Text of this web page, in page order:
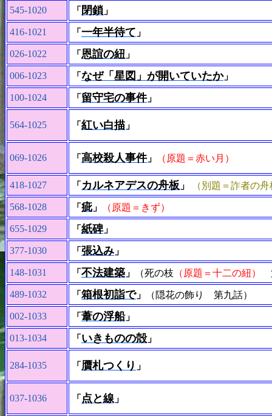
545-1020 「 閉鎖 」
416-1021 「 一年半待て 」
026-1022 「 恩誼の紐 」
006-1023 「 なぜ「星図」が開いていたか」
100-1024 「 留守宅の事件」
564-1025 「 紅い白描 」
069-1026 「 高校殺人事件」 （原題＝赤い月）
418-1027 「 カルネアデスの舟板 」 （別題＝詐者の
568-1028 「 疵」 （原題＝きず）
655-1029 「 紙碑」
377-1030 「 張込み 」
148-1031 「 不法建築 」 （死の枝 （原題＝十二の紐）
489-1032 「 箱根初詣で」 （隠花の飾り 第九話）
002-1033 「 葦の浮船」
013-1034 「 いきものの殻」
284-1035 「 贋札つくり 」
037-1036 「 点と線 」